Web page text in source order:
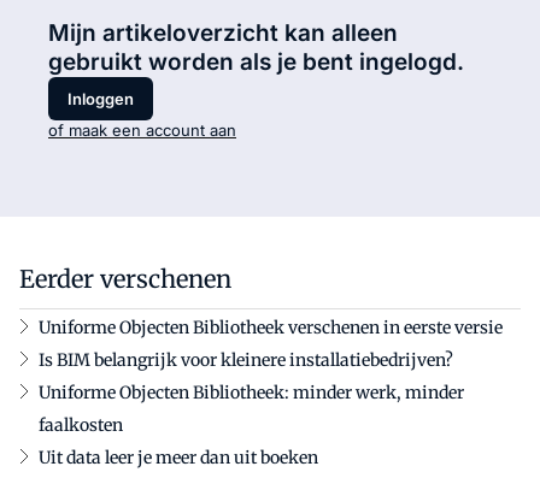
Mijn artikeloverzicht kan alleen
gebruikt worden als je bent ingelogd.
Inloggen
of maak een account aan
Eerder verschenen
Uniforme Objecten Bibliotheek verschenen in eerste versie
Is BIM belangrijk voor kleinere installatiebedrijven?
Uniforme Objecten Bibliotheek: minder werk, minder
faalkosten
Uit data leer je meer dan uit boeken